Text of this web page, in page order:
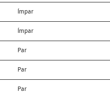
Ímpar
Ímpar
Par
Par
Par